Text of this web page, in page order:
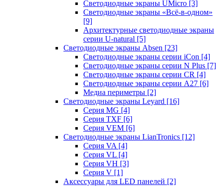
Светодиодные экраны UMicro [3]
Светодиодные экраны «Всё-в-одном»
[9]
Архитектурные светодиодные экраны
серии U-natural [5]
Светодиодные экраны Absen [23]
Светодиодные экраны серии iCon [4]
Светодиодные экраны серии N Plus [7]
Светодиодные экраны серии CR [4]
Светодиодные экраны серии А27 [6]
Медиа периметры [2]
Светодиодные экраны Leyard [16]
Серия MG [4]
Серия TXF [6]
Серия VEM [6]
Светодиодные экраны LianTronics [12]
Серия VA [4]
Серия VL [4]
Серия VH [3]
Серия V [1]
Аксессуары для LED панелей [2]